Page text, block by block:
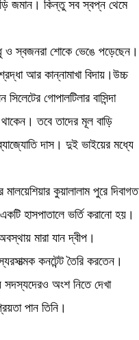
জমান। কিন্তু সব স্বপ্ন থেমে
ও স্বজনরা শোকে ভেঙে পড়েছেন।
আর কান্নামাখা বিদায়।উচ্চ
গোপালটিলার বাসিন্দা
থাকেন। তবে তাদের মূল বাড়ি
দাস। দুই ভাইয়ের মধ্যে
কুয়ালালাম পুরে দিবাগত
হাসপাতালে ভর্তি করানো হয়।
মারা যান দ্বীপ।
কনটেন্ট তৈরি করতেন।
সদস্যদেরও অংশ নিতে দেখা
পান তিনি।